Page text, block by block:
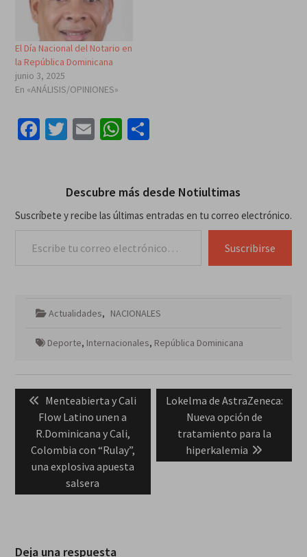
El Día Nacional del Notario en
la República Dominicana
junio 3, 2025
En «ANÁLISIS/OPINIONES»
Facebook
Twitter
EmailWhatsApp
Compartir
Descubre más desde Notiultimas
Suscríbete y recibe las últimas entradas en tu correo electrónico.
Suscribirse
Actualidades, NACIONALES
Deporte, Internacionales, República Dominicana
Navegación
entradas
Previous
post:
Menteabierta y Cali
Flow Latino unen a
R.Dominicana y Cali,
Colombia con “Rulay”,
una explosiva apuesta
salsera
Next
post:
Lokelma de AstraZeneca:
Nueva opción de
tratamiento para la
hiperkalemia
Deja una respuesta